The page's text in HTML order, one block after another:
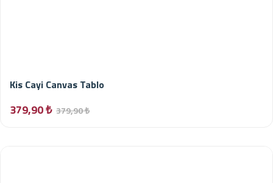
Kis Cayi Canvas Tablo
379,90 ₺ 379,90 ₺